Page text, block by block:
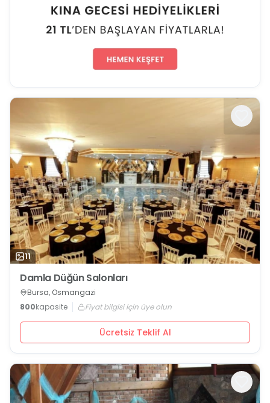
11
Damla Düğün Salonları
Bursa, Osmangazi
800kapasite Fiyat bilgisi için üye olun
Ücretsiz Teklif Al